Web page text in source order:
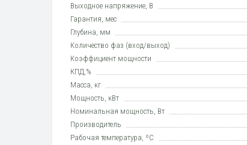
Выходное напряжение, В
Гарантия, мес
Глубина, мм
Количество фаз (вход/выход)
Коэффициент мощности
КПД,%
Масса, кг
Мощность, кВт
Номинальная мощность, Вт
Производитель
Рабочая температура, ºC